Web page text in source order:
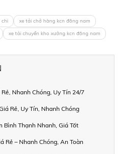
chi
xe tải chở hàng kcn đông nam
xe tải chuyển kho xưởng kcn đông nam
Nhanh Chóng, Uy Tín 24/7
Rẻ, Uy Tín, Nhanh Chóng
Bình Thạnh Nhanh, Giá Tốt
Rẻ – Nhanh Chóng, An Toàn